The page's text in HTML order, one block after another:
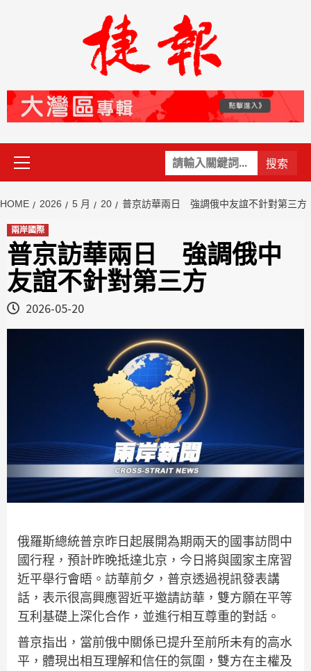
關
鍵
Primary
Menu
HOME 2026 5 月 20 普京訪華兩日 強調俄中友誼不針對第三方
兩岸國際
普京訪華兩日 強調俄中
友誼不針對第三方
2026-05-20
俄羅斯總統普京昨日起展開為期兩天的國事訪問中
國行程，預計昨晚抵達北京，今日將與國家主席習
近平舉行會晤。訪華前夕，普京透過視訊發表講
話，表示很高興應習近平邀請訪華，雙方願在平等
互利基礎上深化合作，並進行相互尊重的對話。
普京指出，當前俄中關係已提升至前所未有的高水
平，體現出相互理解和信任的氛圍，雙方在主權及